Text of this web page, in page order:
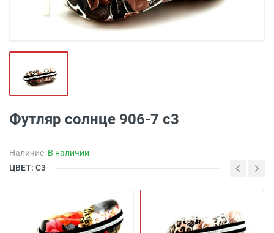
Футляр солнце 906-7 с3
Наличие: В наличии
ЦВЕТ: С3